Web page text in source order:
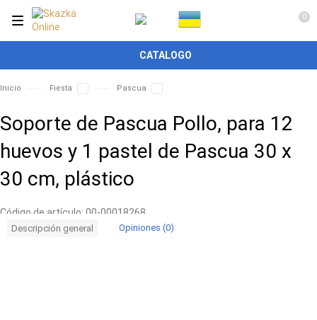
CATALOGO
0
Inicio Fiesta Pascua
Soporte de Pascua Pollo, para 12
huevos y 1 pastel de Pascua 30 x
30 cm, plástico
Código de artículo: 00-00018268
Descripción general Opiniones (0)